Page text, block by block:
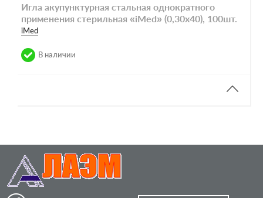
Игла акупунктурная стальная однократного
применения стерильная «iMed» (0,30х40), 100шт.
iMed
В наличии